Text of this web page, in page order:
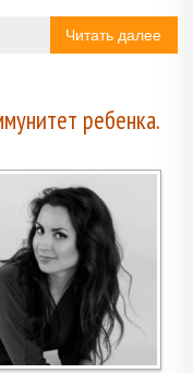
Читать далее
ребенка.